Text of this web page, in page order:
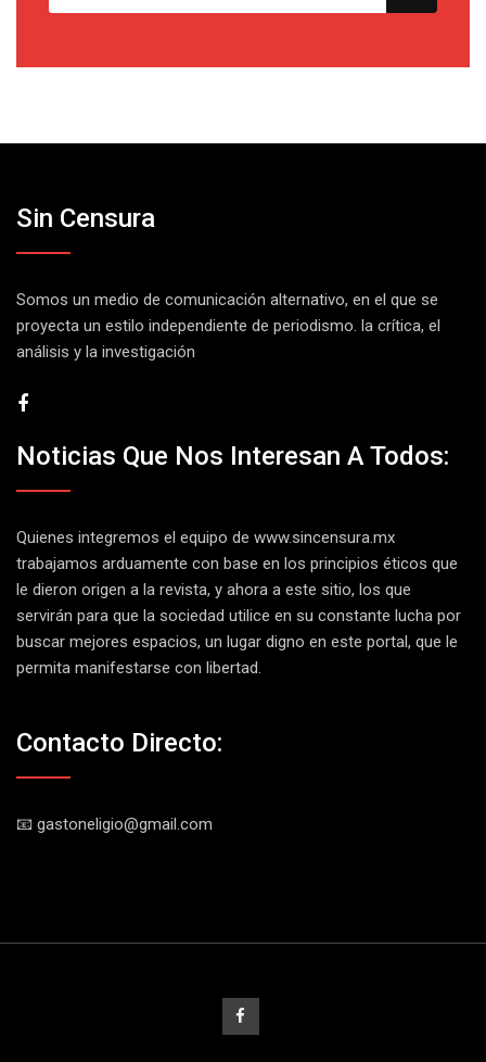
Sin Censura
Somos un medio de comunicación alternativo, en el que se
proyecta un estilo independiente de periodismo. la crítica, el
análisis y la investigación
Noticias Que Nos Interesan A Todos:
Quienes integremos el equipo de www.sincensura.mx
trabajamos arduamente con base en los principios éticos que
le dieron origen a la revista, y ahora a este sitio, los que
servirán para que la sociedad utilice en su constante lucha por
buscar mejores espacios, un lugar digno en este portal, que le
permita manifestarse con libertad.
Contacto Directo:
📧 gastoneligio@gmail.com